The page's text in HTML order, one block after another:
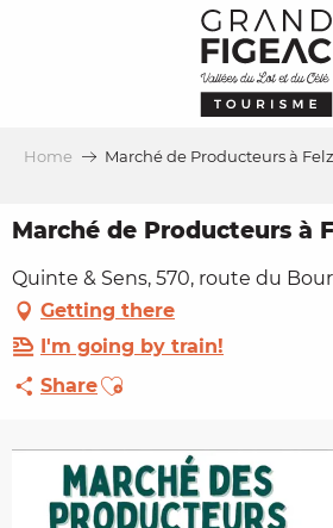
Home Marché de Producteurs à
Marché de Producteurs à
Quinte & Sens, 570, route du
Getting there
I'm going by train!
ShareAjouter aux favoris